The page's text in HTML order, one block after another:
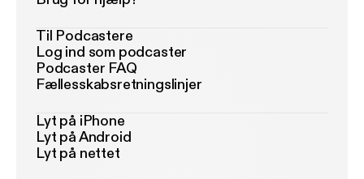
Til Podcastere
Log ind som podcaster
Podcaster FAQ
Fællesskabsretningslinjer
Lyt på iPhone
Lyt på Android
Lyt på nettet